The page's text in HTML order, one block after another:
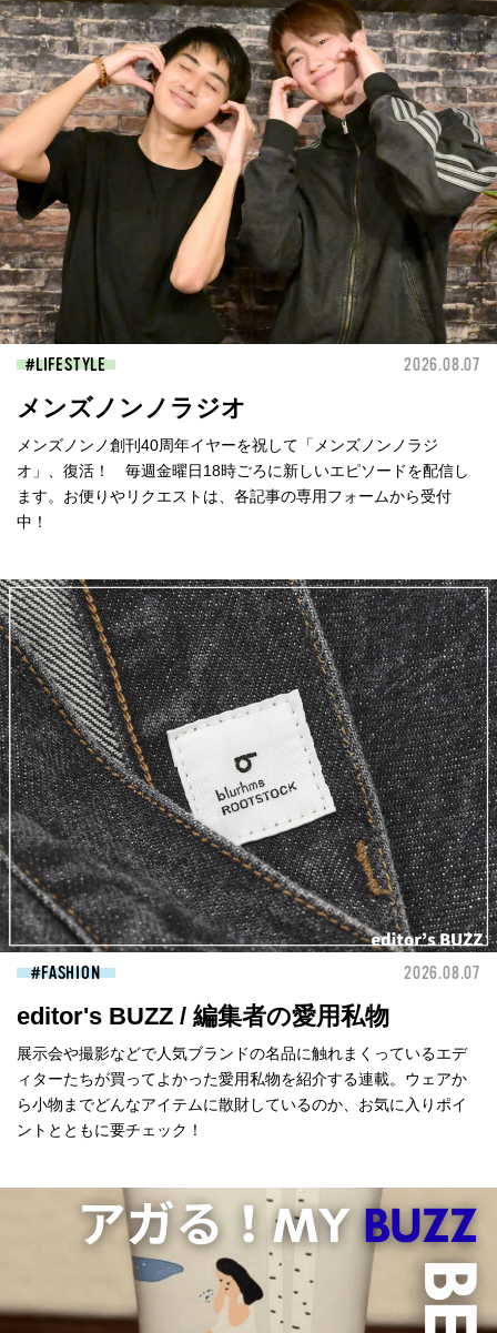
LIFESTYLE 2026.08.07
メンズノンノラジオ
メンズノンノ創刊40周年イヤーを祝して「メンズノンノラジ
オ」、復活！ 毎週金曜日18時ごろに新しいエピソードを配信し
ます。お便りやリクエストは、各記事の専用フォームから受付
中！
FASHION 2026.08.07
editor's BUZZ / 編集者の愛用私物
展示会や撮影などで人気ブランドの名品に触れまくっているエデ
ィターたちが買ってよかった愛用私物を紹介する連載。ウェアか
ら小物までどんなアイテムに散財しているのか、お気に入りポイ
ントとともに要チェック！